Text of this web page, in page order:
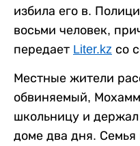
избила его в.
восьми человек,
передает Liter.kz со
Местные жители
обвиняемый,
школьницу и
доме два дня.